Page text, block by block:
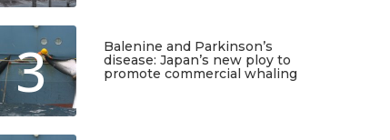
3
Balenine and Parkinson’s
disease: Japan’s new ploy to
promote commercial whaling